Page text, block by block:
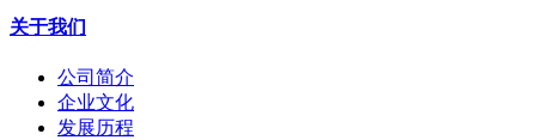
关于我们
公司简介
企业文化
发展历程